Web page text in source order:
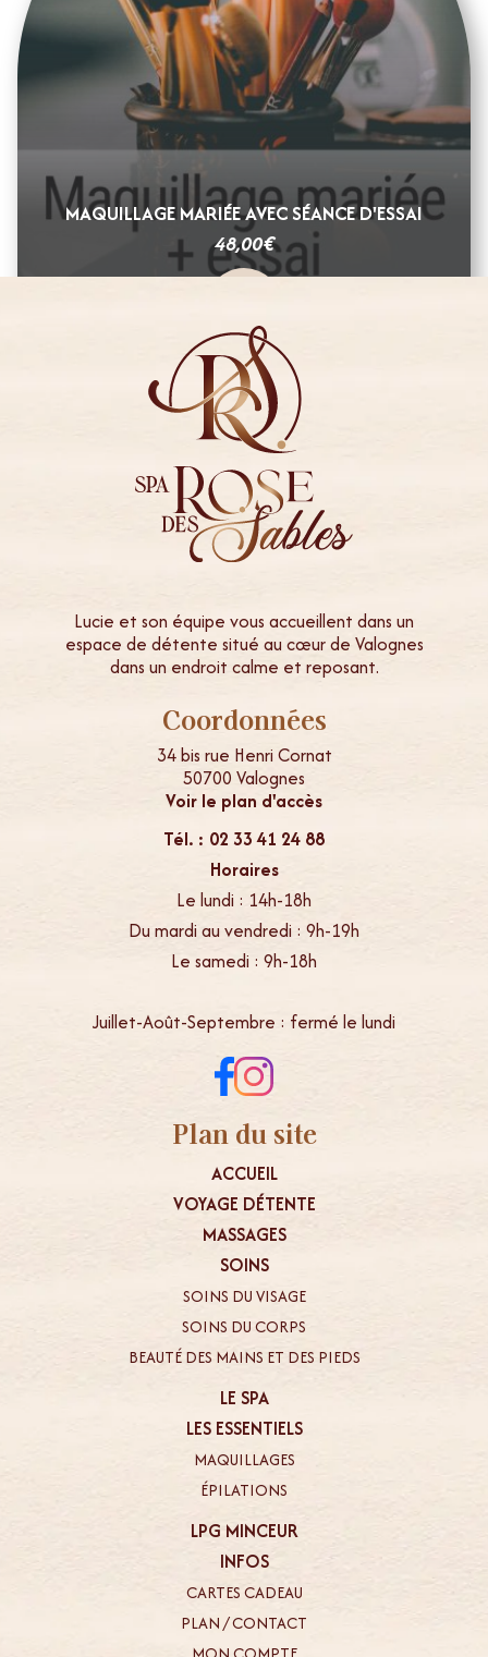
MAQUILLAGE MARIÉE AVEC SÉANCE D'ESSAI
48,00€
Lucie et son équipe vous accueillent dans un
espace de détente situé au cœur de Valognes
dans un endroit calme et reposant.
Coordonnées
34 bis rue Henri Cornat
50700 Valognes
Voir le plan d'accès
Tél. : 02 33 41 24 88
Horaires
Le lundi : 14h-18h
Du mardi au vendredi : 9h-19h
Le samedi : 9h-18h
Juillet-Août-Septembre : fermé le lundi
Plan du site
ACCUEIL
VOYAGE DÉTENTE
MASSAGES
SOINS
SOINS DU VISAGE
SOINS DU CORPS
BEAUTÉ DES MAINS ET DES PIEDS
LE SPA
LES ESSENTIELS
MAQUILLAGES
ÉPILATIONS
LPG MINCEUR
INFOS
CARTES CADEAU
PLAN / CONTACT